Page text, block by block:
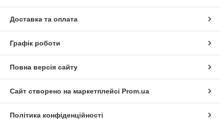
Доставка та оплата
Графік роботи
Повна версія сайту
Сайт створено на маркетплейсі Prom.ua
Політика конфіденційності